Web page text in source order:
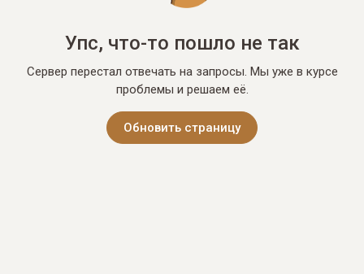
Упс, что-то пошло не так
Сервер перестал отвечать на запросы. Мы уже в курсе
проблемы и решаем её.
Обновить страницу